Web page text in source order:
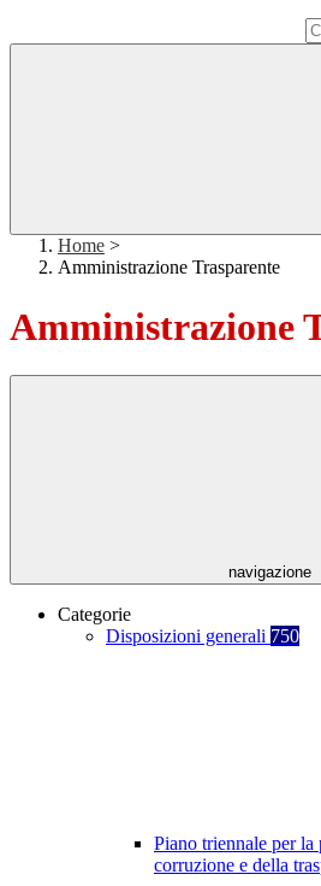
Home >
Amministrazione Trasparente
Amministrazione
navigazione
Categorie
Disposizioni generali 750
Piano triennale per la
corruzione e della